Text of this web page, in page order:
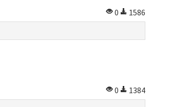
0
1586
0
1384